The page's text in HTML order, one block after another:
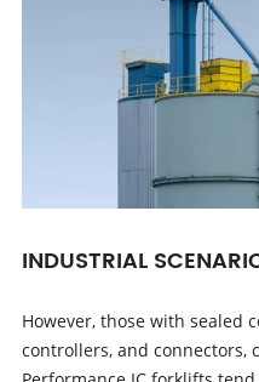
INDUSTRIAL
However, those with sealed
controllers, and connectors,